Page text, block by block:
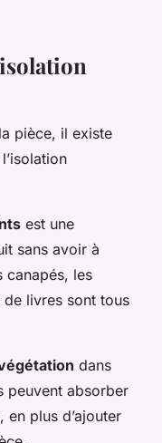
pièce, il existe
est une
sans avoir à
canapés, les
livres sont tous
dans
peuvent absorber
en plus d’ajouter